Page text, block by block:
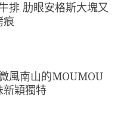
排 肋眼安格斯大塊又
痕
風南山的MOUMOU
新穎獨特